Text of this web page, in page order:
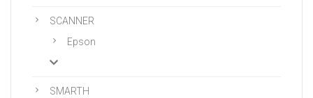
SCANNER
Epson
SMARTH